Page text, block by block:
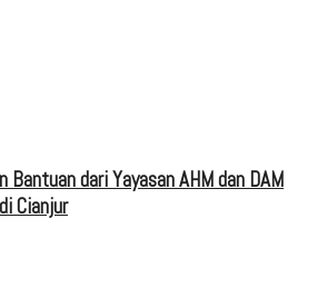
Bantuan dari Yayasan AHM dan DAM
Cianjur